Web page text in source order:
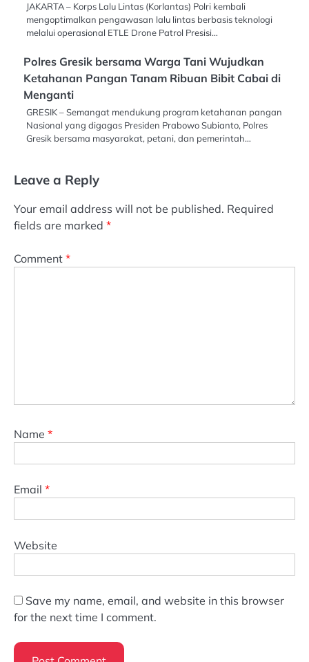
JAKARTA – Korps Lalu Lintas (Korlantas) Polri kembali
mengoptimalkan pengawasan lalu lintas berbasis teknologi
melalui operasional ETLE Drone Patrol Presisi…
Polres Gresik bersama Warga Tani Wujudkan
Ketahanan Pangan Tanam Ribuan Bibit Cabai di
Menganti
GRESIK – Semangat mendukung program ketahanan pangan
Nasional yang digagas Presiden Prabowo Subianto, Polres
Gresik bersama masyarakat, petani, dan pemerintah…
Leave a Reply
Your email address will not be published. Required
fields are marked *
Comment *
Name *
Email *
Website
Save my name, email, and website in this browser
for the next time I comment.